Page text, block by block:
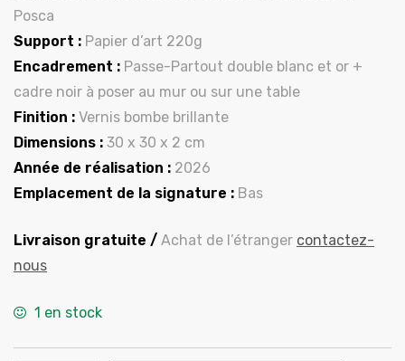
Posca
Support : Papier d’art 220g
Encadrement : Passe-Partout double blanc et or +
cadre noir à poser au mur ou sur une table
Finition : Vernis bombe brillante
Dimensions : 30 x 30 x 2 cm
Année de réalisation : 2026
Emplacement de la signature : Bas
Livraison gratuite / Achat de l’étranger contactez-
nous
1 en stock